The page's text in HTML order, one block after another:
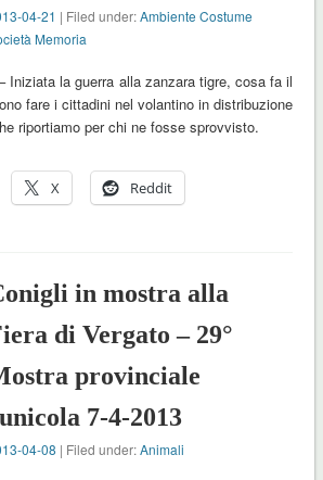
04-21 | Filed under:Ambiente Costume
Memoria
Iniziata la guerra alla zanzara tigre, cosa fa il
fare i cittadini nel volantino in distribuzione
riportiamo per chi ne fosse sprovvisto.
X Reddit
in mostra alla
di Vergato – 29°
provinciale
7-4-2013
04-08 | Filed under:Animali